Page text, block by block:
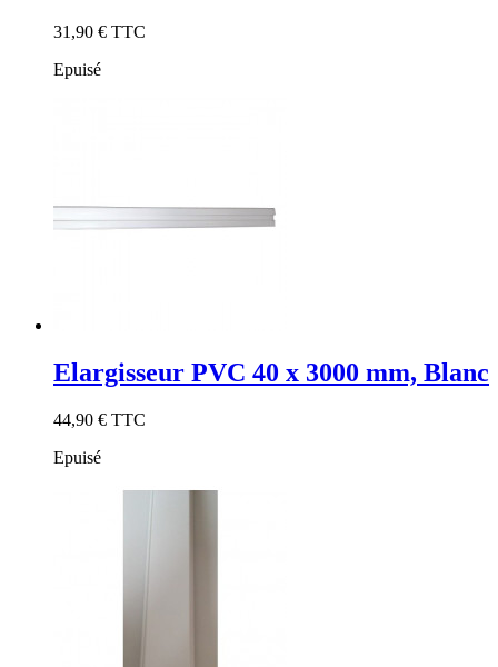
31,90 € TTC
Epuisé
Elargisseur PVC 40 x 3000 mm, Blanc
44,90 € TTC
Epuisé